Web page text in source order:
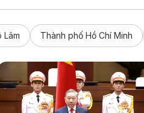
Lâm Thành phố Hồ Chí Minh